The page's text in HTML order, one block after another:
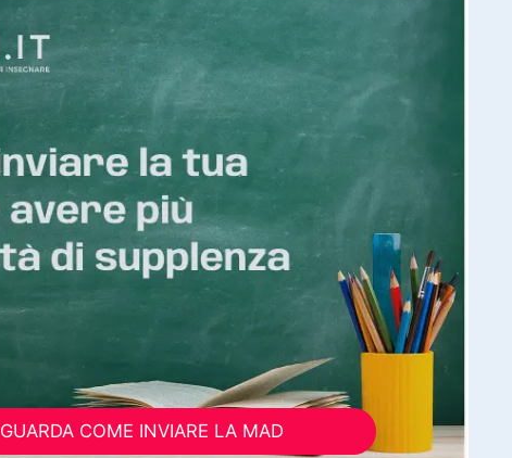
GUARDA COME INVIARE LA MAD